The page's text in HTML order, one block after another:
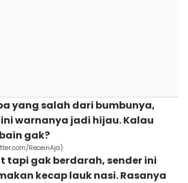
yang salah dari bumbunya,
warnanya jadi hijau. Kalau
gak?
ReceinAja)
tapi gak berdarah, sender ini
kecap lauk nasi. Rasanya